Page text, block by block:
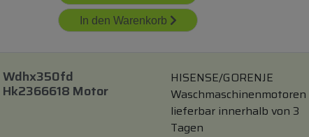
In den Warenkorb
Wdhx350fd
Hk2366618 Motor
HISENSE/GORENJE
Waschmaschinenmotoren
lieferbar innerhalb von 3
Tagen